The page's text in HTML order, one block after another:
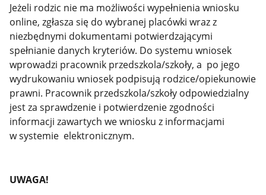
Jeżeli rodzic nie ma możliwości wypełnienia wniosku
online, zgłasza się do wybranej placówki wraz z
niezbędnymi dokumentami potwierdzającymi
spełnianie danych kryteriów. Do systemu wniosek
wprowadzi pracownik przedszkola/szkoły, a po jego
wydrukowaniu wniosek podpisują rodzice/opiekunowie
prawni. Pracownik przedszkola/szkoły odpowiedzialny
jest za sprawdzenie i potwierdzenie zgodności
informacji zawartych we wniosku z informacjami
w systemie elektronicznym.
UWAGA!